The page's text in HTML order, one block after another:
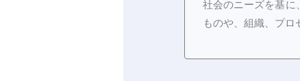
社会のニーズを基に
ものや、組織、プ